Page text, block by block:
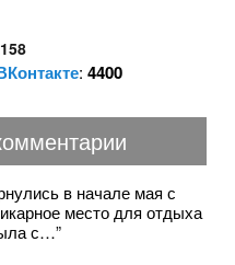
: 4400
в начале мая с
место для отдыха
с…”